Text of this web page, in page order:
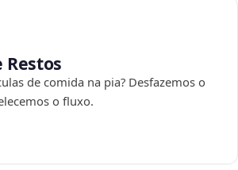
Restos
de comida na pia? Desfazemos o
o fluxo.